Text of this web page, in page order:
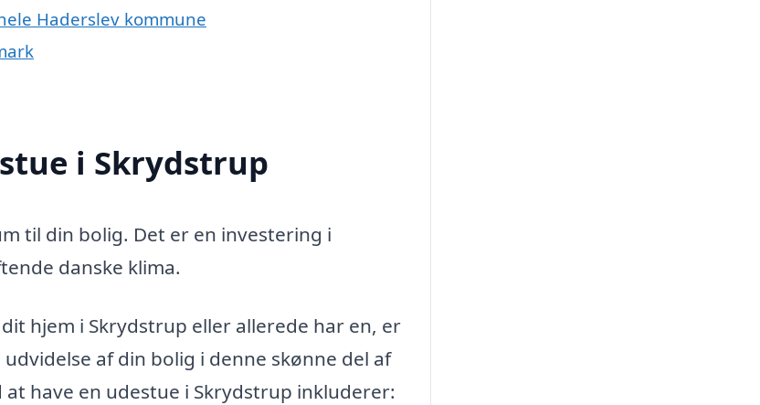
Haderslev kommune
i Skrydstrup
til din bolig. Det er en investering i
danske klima.
hjem i Skrydstrup eller allerede har en, er
af din bolig i denne skønne del af
have en udestue i Skrydstrup inkluderer: